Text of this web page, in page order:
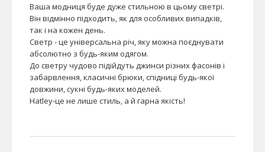
Ваша модниця буде дуже стильною в цьому светрі.
Він відмінно підходить, як для особливих випадків,
так і на кожен день.
Светр - це універсальна річ, яку можна поєднувати
абсолютно з будь-яким одягом.
До светру чудово підійдуть джинси різних фасонів і
забарвлення, класичні брюки, спідниці будь-якої
довжини, сукні будь-яких моделей.
Hatley-це не лише стиль, а й гарна якість!